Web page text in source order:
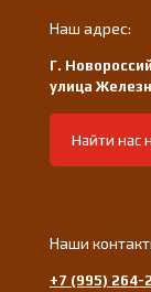
Наш адрес:
Г.
улица
Найти нас
Наши
+7 (995) 264-